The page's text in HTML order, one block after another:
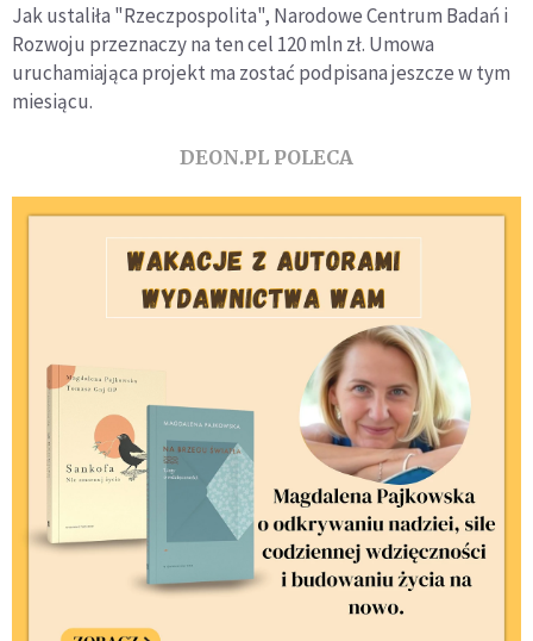
Jak ustaliła "Rzeczpospolita", Narodowe Centrum Badań i
Rozwoju przeznaczy na ten cel 120 mln zł. Umowa
uruchamiająca projekt ma zostać podpisana jeszcze w tym
miesiącu.
DEON.PL POLECA